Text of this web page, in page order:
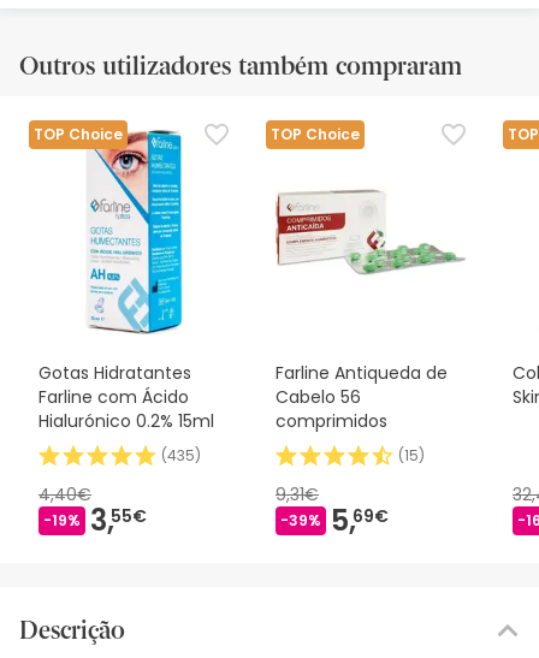
Outros utilizadores também compraram
TOP Choice
Gotas Hidratantes
Farline com Ácido
Hialurónico 0.2% 15ml
(435)
4,40€
-19% 3,55€
TOP Choice
Farline Antiqueda de
Cabelo 56
comprimidos
(15)
9,31€
-39% 5,69€ -
Descrição